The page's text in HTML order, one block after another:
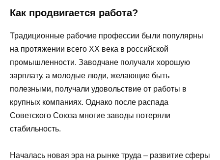
Как продвигается работа?
Традиционные рабочие профессии были популярны
на протяжении всего ХХ века в российской
промышленности. Заводчане получали хорошую
зарплату, а молодые люди, желающие быть
полезными, получали удовольствие от работы в
крупных компаниях. Однако после распада
Советского Союза многие заводы потеряли
стабильность.
Началась новая эра на рынке труда – развитие сферы